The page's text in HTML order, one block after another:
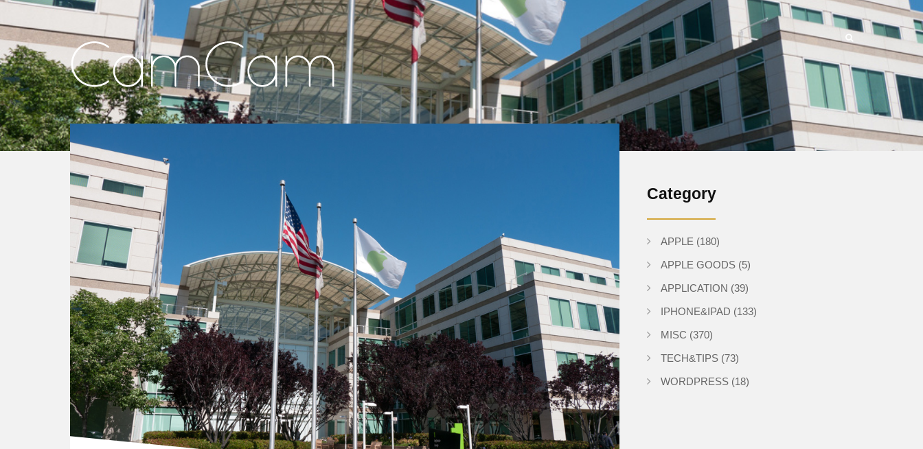
Category
APPLE (180)
APPLE GOODS (5)
APPLICATION (39)
IPHONE&IPAD (133)
MISC (370)
TECH&TIPS (73)
WORDPRESS (18)